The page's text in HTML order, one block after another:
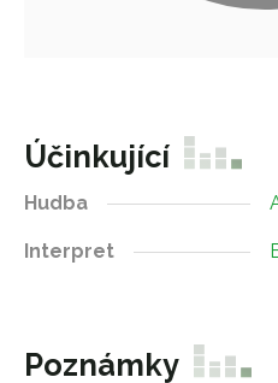
Účinkující
Hudba
Interpret
Poznámky